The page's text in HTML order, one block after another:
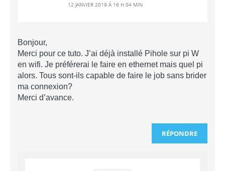
12 JANVIER 2019 Á 16 H 04 MIN
Bonjour,
Merci pour ce tuto. J’ai déjà installé Pihole sur pi W
en wifi. Je préférerai le faire en ethernet mais quel pi
alors. Tous sont-ils capable de faire le job sans brider
ma connexion?
Merci d’avance.
RÉPONDRE